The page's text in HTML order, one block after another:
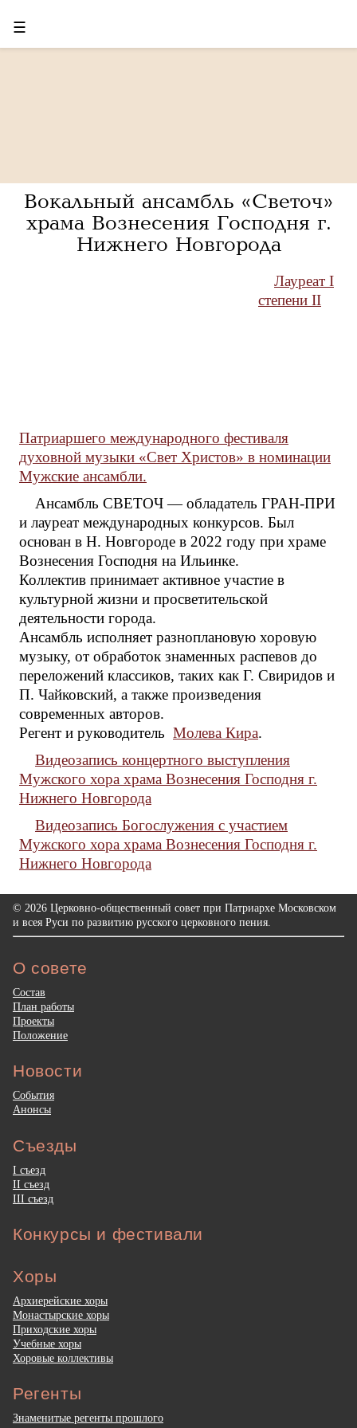
☰
Вокальный ансамбль «Светоч»
храма Вознесения Господня г.
Нижнего Новгорода
Лауреат I
степени II
Патриаршего международного фестиваля
духовной музыки «Свет Христов» в номинации
Мужские ансамбли.
Ансамбль СВЕТОЧ — обладатель ГРАН-ПРИ
и лауреат международных конкурсов. Был
основан в Н. Новгороде в 2022 году при храме
Вознесения Господня на Ильинке.
Коллектив принимает активное участие в
культурной жизни и просветительской
деятельности города.
Ансамбль исполняет разноплановую хоровую
музыку, от обработок знаменных распевов до
переложений классиков, таких как Г. Свиридов и
П. Чайковский, а также произведения
современных авторов.
Регент и руководитель Молева Кира.
Видеозапись концертного выступления
Мужского хора храма Вознесения Господня г.
Нижнего Новгорода
Видеозапись Богослужения с участием
Мужского хора храма Вознесения Господня г.
Нижнего Новгорода
© 2026 Церковно-общественный совет при Патриархе Московском
и всея Руси по развитию русского церковного пения.
О совете
Состав
План работы
Проекты
Положение
Новости
События
Анонсы
Съезды
I съезд
II съезд
III съезд
Конкурсы и фестивали
Хоры
Архиерейские хоры
Монастырские хоры
Приходские хоры
Учебные хоры
Хоровые коллективы
Регенты
Знаменитые регенты прошлого